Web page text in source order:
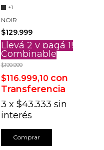
+1
NOIR
$129.999
Llevá 2 y pagá 1!
Combinable
$199.999
$116.999,10 con
Transferencia
3 x $43.333 sin
interés
Comprar